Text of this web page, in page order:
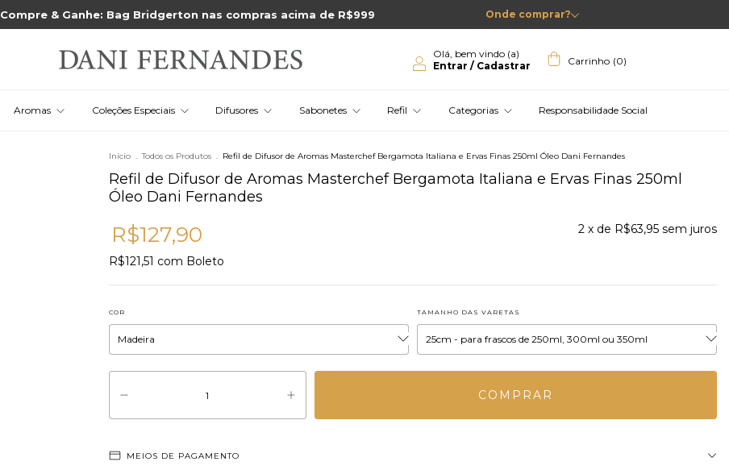
Compre & Ganhe: Bag Bridgerton nas compras acima de R$999 Onde comprar?
Olá, bem vindo (a)
Entrar / Cadastrar
Carrinho (0)
Aromas Coleções Especiais Difusores Sabonetes Refil Categorias Responsabilidade Social
Início . Todos os Produtos . Refil de Difusor de Aromas Masterchef Bergamota Italiana e Ervas Finas 250ml Óleo Dani Fernandes
Refil de Difusor de Aromas Masterchef Bergamota Italiana e Ervas Finas 250ml
Óleo Dani Fernandes
R$127,90
R$121,51 com Boleto
2 x de R$63,95 sem juros
COR TAMANHO DAS VARETAS
MEIOS DE PAGAMENTO